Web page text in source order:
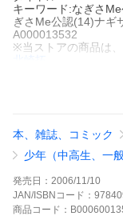
キーワード:なぎさ
ぎさMe公認(14)ナギ
A000013532
※当ストアの商品は
北崎拓
にあげるケーキを徹
に出発間際になって
れてきたことに気付
の家に泊まっていた
ななぎさに驚くやら
なぎさMe公認の作品
本、雑誌、コミック
少年（中高生、一般
発売日： 2006/11/10
JAN/ISBNコード：
商品 コード：